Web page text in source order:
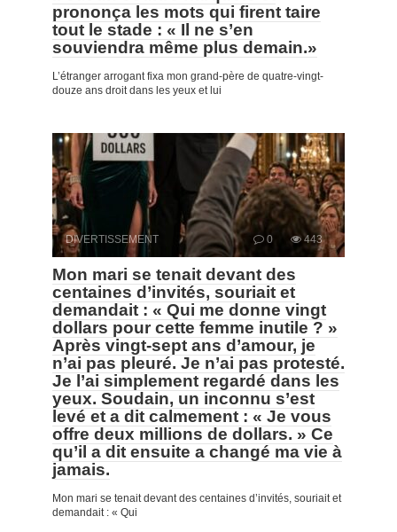
prononça les mots qui firent taire
tout le stade : « Il ne s’en
souviendra même plus demain.»
L’étranger arrogant fixa mon grand-père de quatre-vingt-
douze ans droit dans les yeux et lui
DIVERTISSEMENT 0 443
Mon mari se tenait devant des
centaines d’invités, souriait et
demandait : « Qui me donne vingt
dollars pour cette femme inutile ? »
Après vingt-sept ans d’amour, je
n’ai pas pleuré. Je n’ai pas protesté.
Je l’ai simplement regardé dans les
yeux. Soudain, un inconnu s’est
levé et a dit calmement : « Je vous
offre deux millions de dollars. » Ce
qu’il a dit ensuite a changé ma vie à
jamais.
Mon mari se tenait devant des centaines d’invités, souriait et
demandait : « Qui